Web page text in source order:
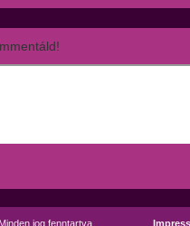
jog fenntartva.